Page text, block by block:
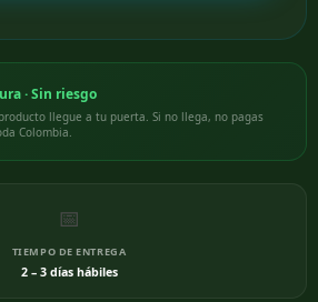
· Sin riesgo
llegue a tu puerta. Si no llega, no pagas
Colombia.
📅
TIEMPO DE ENTREGA
2 – 3 días hábiles